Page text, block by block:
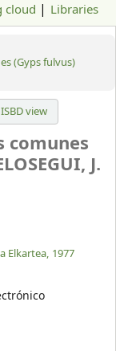
cloud Libraries
(Gyps fulvus)
view
comunes
J.
Elkartea, 1977